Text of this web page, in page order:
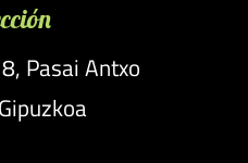
Pasai Antxo